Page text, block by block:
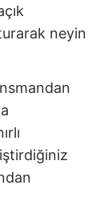
neyin